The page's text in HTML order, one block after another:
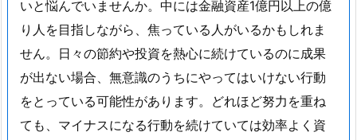
いと悩んでいませんか。中には金融資産1億円以上の億
り人を目指しながら、焦っている人がいるかもしれま
せん。日々の節約や投資を熱心に続けているのに成果
が出ない場合、無意識のうちにやってはいけない行動
をとっている可能性があります。どれほど努力を重ね
ても、マイナスになる行動を続けていては効率よく資